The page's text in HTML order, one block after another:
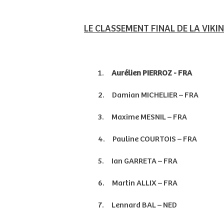
LE CLASSEMENT FINAL DE LA
1.Aurélien PIERROZ - FRA
2. Damian MICHELIER – FRA
3. Maxime MESNIL – FRA
4. Pauline COURTOIS – FRA
5. Ian GARRETA – FRA
6. Martin ALLIX – FRA
7. Lennard BAL – NED